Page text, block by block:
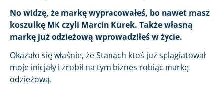
No widzę, że markę wypracowałeś, bo nawet masz
koszulkę MK czyli Marcin Kurek. Także własną
markę już odzieżową wprowadziłeś w życie.
Okazało się właśnie, że Stanach ktoś już splagiatował
moje inicjały i zrobił na tym biznes robiąc markę
odzieżową.